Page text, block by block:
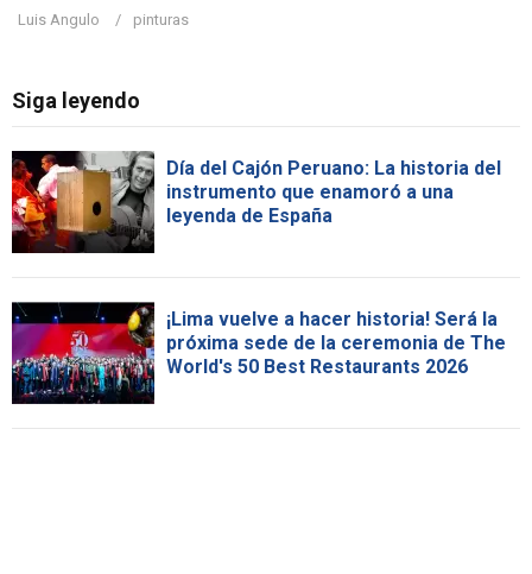
Luis Angulo
pinturas
Siga leyendo
Día del Cajón Peruano: La historia del
instrumento que enamoró a una
leyenda de España
¡Lima vuelve a hacer historia! Será la
próxima sede de la ceremonia de The
World's 50 Best Restaurants 2026